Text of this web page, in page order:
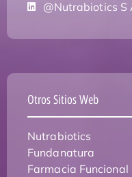
@Nutrabiotics S
Otros Sitios Web
Nutrabiotics
Fundanatura
Farmacia Funcional